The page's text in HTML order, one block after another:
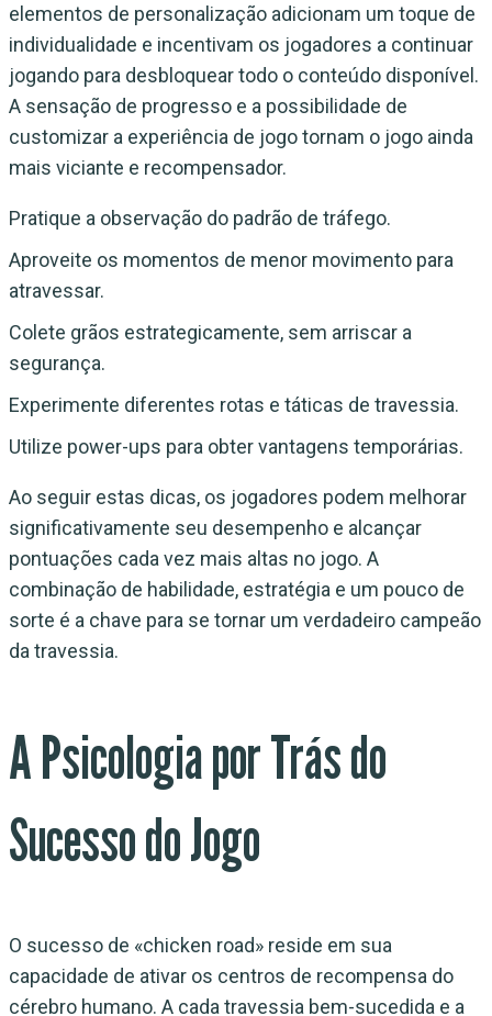
elementos de personalização adicionam um toque de
individualidade e incentivam os jogadores a continuar
jogando para desbloquear todo o conteúdo disponível.
A sensação de progresso e a possibilidade de
customizar a experiência de jogo tornam o jogo ainda
mais viciante e recompensador.
Pratique a observação do padrão de tráfego.
Aproveite os momentos de menor movimento para
atravessar.
Colete grãos estrategicamente, sem arriscar a
segurança.
Experimente diferentes rotas e táticas de travessia.
Utilize power-ups para obter vantagens temporárias.
Ao seguir estas dicas, os jogadores podem melhorar
significativamente seu desempenho e alcançar
pontuações cada vez mais altas no jogo. A
combinação de habilidade, estratégia e um pouco de
sorte é a chave para se tornar um verdadeiro campeão
da travessia.
A Psicologia por Trás do
Sucesso do Jogo
O sucesso de «chicken road» reside em sua
capacidade de ativar os centros de recompensa do
cérebro humano. A cada travessia bem-sucedida e a